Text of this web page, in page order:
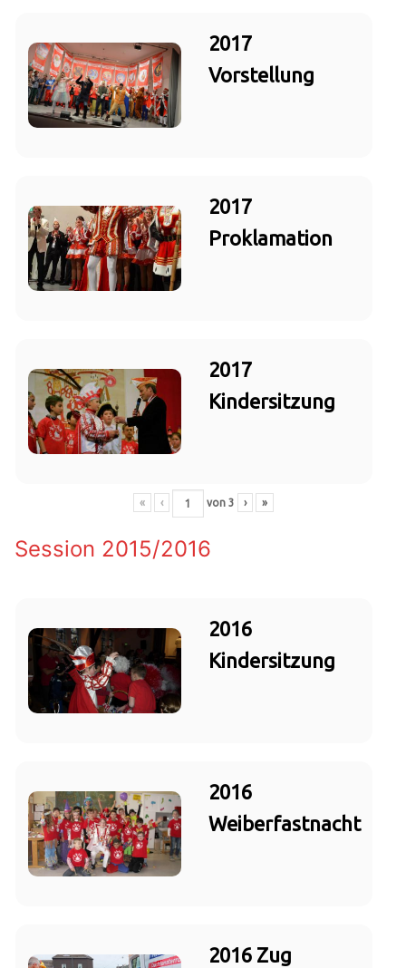
2017
Vorstellung
2017
Proklamation
2017
Kindersitzung
« ‹ von 3 › »
Session 2015/2016
2016
Kindersitzung
2016
Weiberfastnacht
2016 Zug